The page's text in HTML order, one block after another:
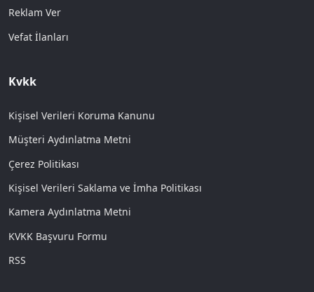
Reklam Ver
Vefat İlanları
Kvkk
Kişisel Verileri Koruma Kanunu
Müşteri Aydınlatma Metni
Çerez Politikası
Kişisel Verileri Saklama ve İmha Politikası
Kamera Aydınlatma Metni
KVKK Başvuru Formu
RSS